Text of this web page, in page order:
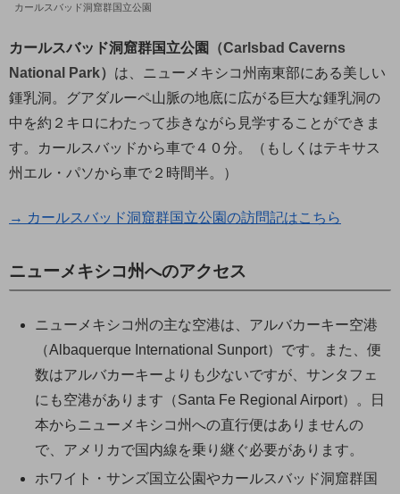
カールスバッド洞窟群国立公園
カールスバッド洞窟群国立公園
（Carlsbad Caverns
National Park） は、ニューメキシコ州南東部にある美しい
鍾乳洞。グアダルーペ山脈の地底に広がる巨大な鍾乳洞の
中を約２キロにわたって歩きながら見学することができま
す。カールスバッドから車で４０分。（もしくはテキサス
州エル・パソから車で２時間半。）
→ カールスバッド洞窟群国立公園の訪問記はこちら
ニューメキシコ州へのアクセス
ニューメキシコ州の主な空港は、アルバカーキー空港
（Albaquerque International Sunport）です。また、便
数はアルバカーキーよりも少ないですが、サンタフェ
にも空港があります（Santa Fe Regional Airport）。日
本からニューメキシコ州への直行便はありませんの
で、アメリカで国内線を乗り継ぐ必要があります。
ホワイト・サンズ国立公園やカールスバッド洞窟群国